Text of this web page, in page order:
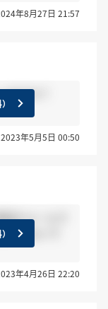
年8月27日 21:57
すか？
2023年5月5日 00:50
かメールで
らないで
年4月26日 22:20